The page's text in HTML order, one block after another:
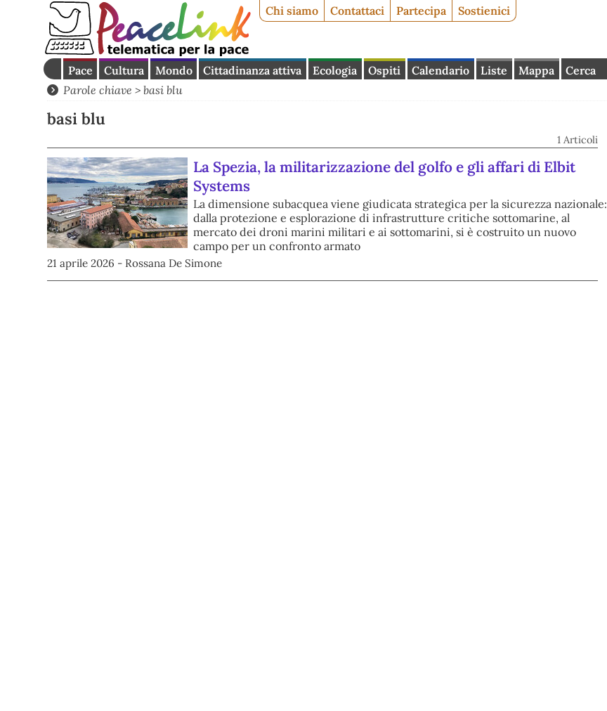
Chi siamo Contattaci Partecipa Sostienici
Pace Cultura Mondo Cittadinanza attiva Ecologia Ospiti Calendario Liste Mappa Cerca
Parole chiave > basi blu
basi blu
1 Articoli
La Spezia, la militarizzazione del golfo e gli affari di Elbit
Systems
La dimensione subacquea viene giudicata strategica per la sicurezza nazionale:
dalla protezione e esplorazione di infrastrutture critiche sottomarine, al
mercato dei droni marini militari e ai sottomarini, si è costruito un nuovo
campo per un confronto armato
21 aprile 2026 - Rossana De Simone